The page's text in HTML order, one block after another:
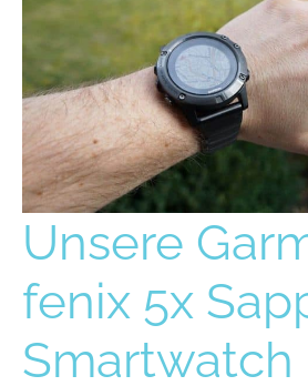
Unsere
fenix 5x
Smartwatch
Unsere
Garmin
fenix
5x
Smartwatch